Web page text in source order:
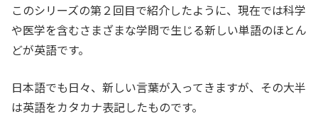
このシリーズの第２回目で紹介したように、現在では科学
や医学を含むさまざまな学問で生じる新しい単語のほとん
どが英語です。
日本語でも日々、新しい言葉が入ってきますが、その大半
は英語をカタカナ表記したものです。